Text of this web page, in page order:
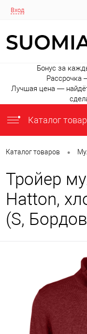
Вход
Бонус за
Рассрочка
Лучшая цена —
Каталог
Каталог товаров •
Тройер
Hatton,
(S,